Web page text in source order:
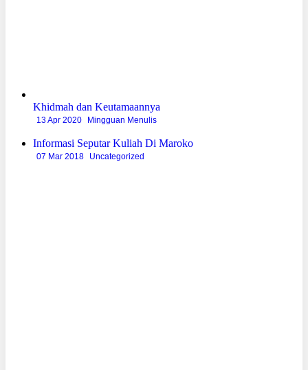
Khidmah dan Keutamaannya
13 Apr 2020 Mingguan Menulis
Informasi Seputar Kuliah Di Maroko
07 Mar 2018 Uncategorized